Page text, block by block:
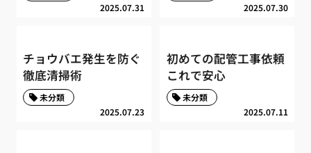
2025.07.31 2025.07.30
チョウバエ発生を防ぐ
徹底清掃術
2025.07.23
未分類
初めての配管工事依頼
これで安心
2025.07.11
未分類